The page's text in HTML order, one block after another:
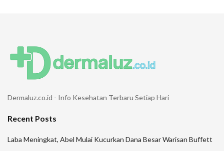
Dermaluz.co.id - Info Kesehatan Terbaru Setiap Hari
Recent Posts
Laba Meningkat, Abel Mulai Kucurkan Dana Besar Warisan Buffett